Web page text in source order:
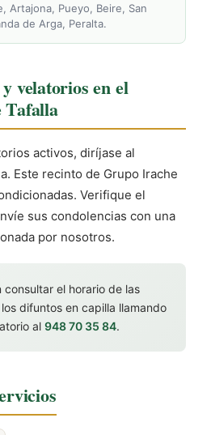
Artajona, Pueyo, Beire, San
de Arga, Peralta.
velatorios en el
activos, diríjase al
Este recinto de Grupo Irache
Verifique el
sus condolencias con una
por nosotros.
consultar el horario de las
difuntos en capilla llamando
al 948 70 35 84.